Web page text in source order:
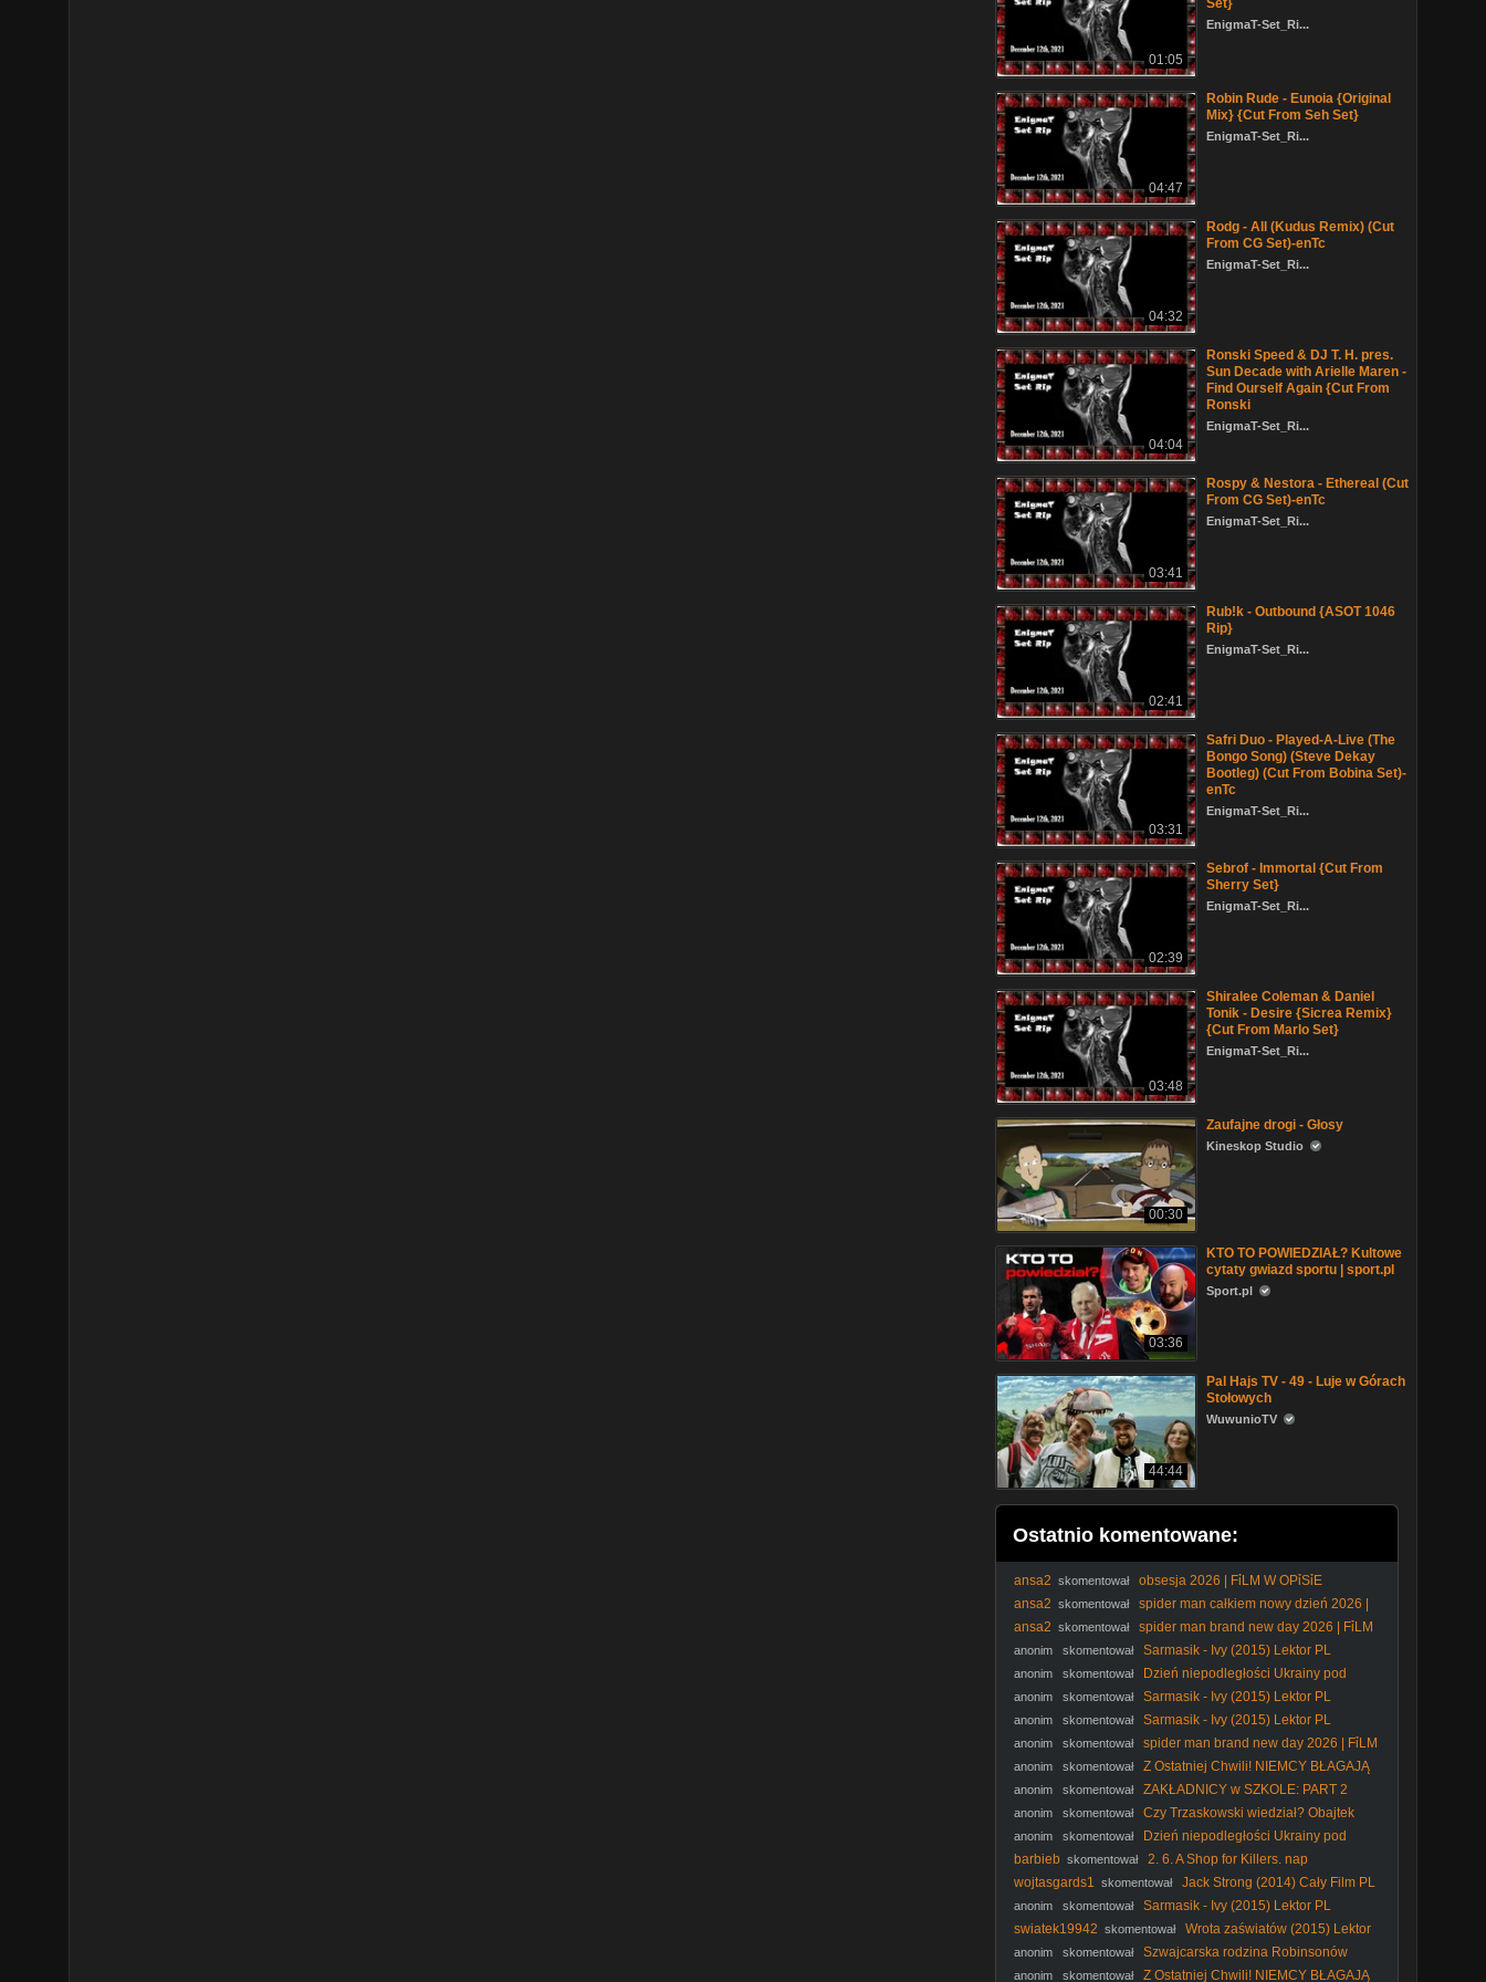
01:05
Set}
EnigmaT-Set_Ri...
04:47
Robin Rude - Eunoia {Original
Mix} {Cut From Seh Set}
EnigmaT-Set_Ri...
04:32
Rodg - All (Kudus Remix) (Cut
From CG Set)-enTc
EnigmaT-Set_Ri...
04:04
Ronski Speed & DJ T. H. pres.
Sun Decade with Arielle Maren -
Find Ourself Again {Cut From
Ronski
EnigmaT-Set_Ri...
03:41
Rospy & Nestora - Ethereal (Cut
From CG Set)-enTc
EnigmaT-Set_Ri...
02:41
Rub!k - Outbound {ASOT 1046
Rip}
EnigmaT-Set_Ri...
03:31
Safri Duo - Played-A-Live (The
Bongo Song) (Steve Dekay
Bootleg) (Cut From Bobina Set)-
enTc
EnigmaT-Set_Ri...
02:39
Sebrof - Immortal {Cut From
Sherry Set}
EnigmaT-Set_Ri...
03:48
Shiralee Coleman & Daniel
Tonik - Desire {Sicrea Remix}
{Cut From Marlo Set}
EnigmaT-Set_Ri...
00:30
Zaufajne drogi - Głosy
Kineskop Studio
03:36
KTO TO POWIEDZIAŁ? Kultowe
cytaty gwiazd sportu | sport.pl
Sport.pl
44:44
Pal Hajs TV - 49 - Luje w Górach
Stołowych
WuwunioTV
Ostatnio komentowane:
ansa2 skomentował
obsesja 2026 | FỉLM W OPỉSỉE
ansa2 skomentował
spider man całkiem nowy dzień 2026 |
FỉLM W OPỉSỉE
ansa2 skomentował
spider man brand new day 2026 | FỉLM
W OPỉSỉE
anonim skomentował Sarmasik - Ivy (2015) Lektor PL
anonim skomentował
Dzień niepodległości Ukrainy pod
patronatem Rafała Trzaskowskiego.
anonim skomentował Sarmasik - Ivy (2015) Lektor PL
anonim skomentował Sarmasik - Ivy (2015) Lektor PL
anonim skomentował
spider man brand new day 2026 | FỉLM
W OPỉSỉE
anonim skomentował
Z Ostatniej Chwili! NIEMCY BŁAGAJĄ
Unię o Blokadę Polskiego WYDOBYCIA! Co TRZEBA
anonim skomentował ZAKŁADNICY w SZKOLE: PART 2
anonim skomentował
Czy Trzaskowski wiedział? Obajtek
ujawnia nowe fakty!
anonim skomentował
Dzień niepodległości Ukrainy pod
patronatem Rafała Trzaskowskiego.
barbieb skomentował
2. 6. A Shop for Killers. nap
wojtasgards1 skomentował Jack Strong (2014) Cały Film PL
anonim skomentował
Sarmasik - Ivy (2015) Lektor PL
swiatek19942 skomentował
Wrota zaświatów (2015) Lektor
anonim skomentował
Szwajcarska rodzina Robinsonów
1960 lektor pl
anonim skomentował Z Ostatniej Chwili! NIEMCY BŁAGAJĄ